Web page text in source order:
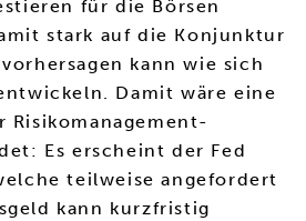
für die Börsen
stark auf die Konjunktur
kann wie sich
Damit wäre eine
Risikomanagement-
Es erscheint der Fed
teilweise angefordert
kann kurzfristig